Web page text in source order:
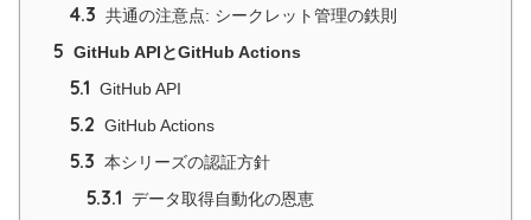
4.3 共通の注意点: シークレット管理の鉄則
5 GitHub APIとGitHub Actions
5.1 GitHub API
5.2 GitHub Actions
5.3 本シリーズの認証方針
5.3.1 データ取得自動化の恩恵